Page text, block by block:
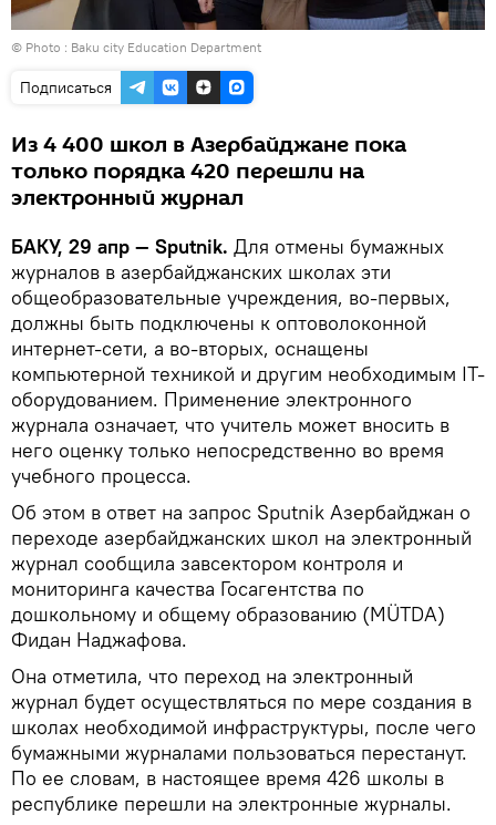
© Photo : Baku city Education Department
Подписаться
Из 4 400 школ в Азербайджане пока
только порядка 420 перешли на
электронный журнал
БАКУ, 29 апр — Sputnik. Для отмены бумажных
журналов в азербайджанских школах эти
общеобразовательные учреждения, во-первых,
должны быть подключены к оптоволоконной
интернет-сети, а во-вторых, оснащены
компьютерной техникой и другим необходимым IT-
оборудованием. Применение электронного
журнала означает, что учитель может вносить в
него оценку только непосредственно во время
учебного процесса.
Об этом в ответ на запрос Sputnik Азербайджан о
переходе азербайджанских школ на электронный
журнал сообщила завсектором контроля и
мониторинга качества Госагентства по
дошкольному и общему образованию (MÜTDA)
Фидан Наджафова.
Она отметила, что переход на электронный
журнал будет осуществляться по мере создания в
школах необходимой инфраструктуры, после чего
бумажными журналами пользоваться перестанут.
По ее словам, в настоящее время 426 школы в
республике перешли на электронные журналы.